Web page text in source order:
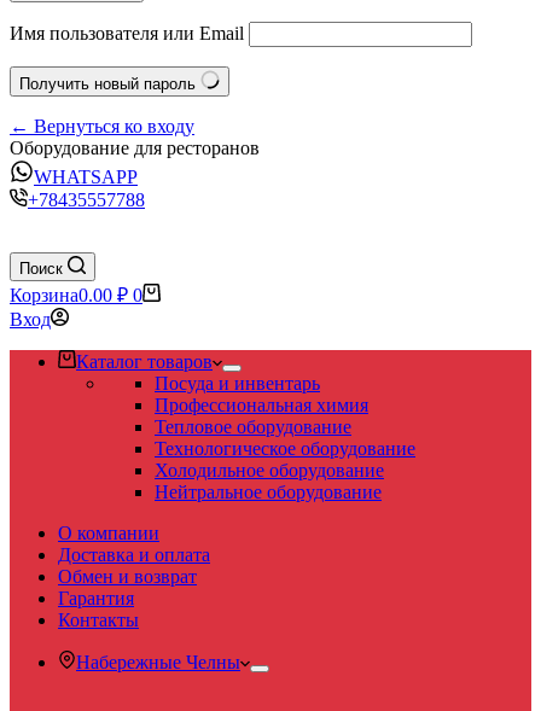
Имя пользователя или Email
Получить новый пароль
← Вернуться ко входу
Оборудование для ресторанов
WHATSAPP
+78435557788
Поиск
Корзина0.00 ₽ 0
Вход
Каталог товаров
Посуда и инвентарь
Профессиональная химия
Тепловое оборудование
Технологическое оборудование
Холодильное оборудование
Нейтральное оборудование
О компании
Доставка и оплата
Обмен и возврат
Гарантия
Контакты
Набережные Челны